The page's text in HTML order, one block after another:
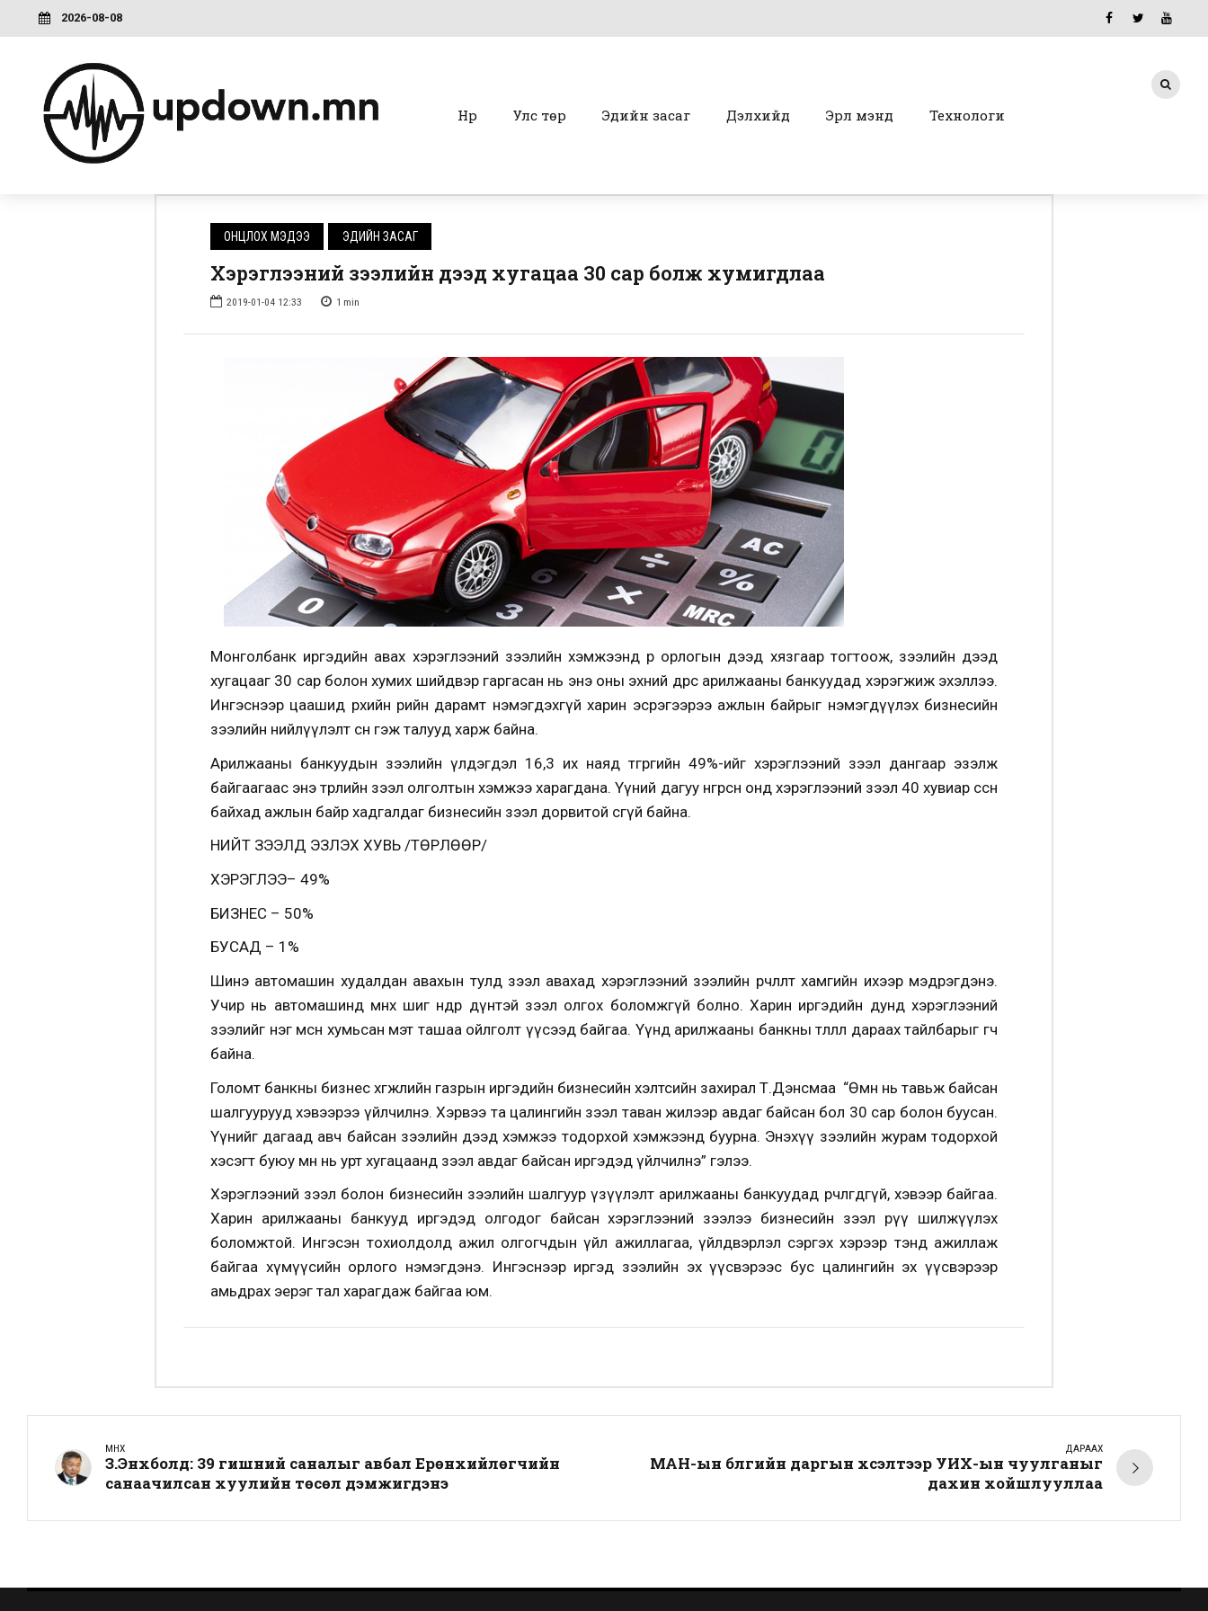
2026-08-08
Нүүр Улс төр Эдийн засаг Дэлхийд Эрүүл мэнд Технологи
ОНЦЛОХ МЭДЭЭ ЭДИЙН ЗАСАГ
Хэрэглээний зээлийн дээд хугацаа 30 сар болж хумигдлаа
2019-01-04 12:33 1 min
Монголбанк иргэдийн авах хэрэглээний зээлийн хэмжээнд өр орлогын дээд хязгаар тогтоож, зээлийн дээд
хугацааг 30 сар болон хумих шийдвэр гаргасан нь энэ оны эхний өдрөөс арилжааны банкуудад хэрэгжиж эхэллээ.
Ингэснээр цаашид өрхийн өрийн дарамт нэмэгдэхгүй харин эсрэгээрээ ажлын байрыг нэмэгдүүлэх бизнесийн
зээлийн нийлүүлэлт өснө гэж талууд харж байна.
Арилжааны банкуудын зээлийн үлдэгдэл 16,3 их наяд төгрөгийн 49%-ийг хэрэглээний зээл дангаар эзэлж
байгаагаас энэ төрлийн зээл олголтын хэмжээ харагдана. Үүний дагуу өнгөрсөн онд хэрэглээний зээл 40 хувиар өссөн
байхад ажлын байр хадгалдаг бизнесийн зээл дорвитой өсөөгүй байна.
НИЙТ ЗЭЭЛД ЭЗЛЭХ ХУВЬ /ТӨРЛӨӨР/
ХЭРЭГЛЭЭ– 49%
БИЗНЕС – 50%
БУСАД – 1%
Шинэ автомашин худалдан авахын тулд зээл авахад хэрэглээний зээлийн өөрчлөлт хамгийн ихээр мэдрэгдэнэ.
Учир нь автомашинд өмнөх шиг өндөр дүнтэй зээл олгох боломжгүй болно. Харин иргэдийн дунд хэрэглээний
зээлийг нэг мөсөн хумьсан мэт ташаа ойлголт үүсээд байгаа. Үүнд арилжааны банкны төлөөлөл дараах тайлбарыг өгч
байна.
Голомт банкны бизнес хөгжлийн газрын иргэдийн бизнесийн хэлтсийн захирал Т.Дэнсмаа “Өмнө нь тавьж байсан
шалгуурууд хэвээрээ үйлчилнэ. Хэрвээ та цалингийн зээл таван жилээр авдаг байсан бол 30 сар болон буусан.
Үүнийг дагаад авч байсан зээлийн дээд хэмжээ тодорхой хэмжээнд буурна. Энэхүү зээлийн журам тодорхой
хэсэгт буюу өмнө нь урт хугацаанд зээл авдаг байсан иргэдэд үйлчилнэ” гэлээ.
Хэрэглээний зээл болон бизнесийн зээлийн шалгуур үзүүлэлт арилжааны банкуудад өөрчлөгдөөгүй, хэвээр байгаа.
Харин арилжааны банкууд иргэдэд олгодог байсан хэрэглээний зээлээ бизнесийн зээл рүү шилжүүлэх
боломжтой. Ингэсэн тохиолдолд ажил олгогчдын үйл ажиллагаа, үйлдвэрлэл сэргэх хэрээр тэнд ажиллаж
байгаа хүмүүсийн орлого нэмэгдэнэ. Ингэснээр иргэд зээлийн эх үүсвэрээс бус цалингийн эх үүсвэрээр
амьдрах эерэг тал харагдаж байгаа юм.
ӨМНӨХ
З.Энхболд: 39 гишүүний саналыг авбал Ерөнхийлөгчийн
санаачилсан хуулийн төсөл дэмжигдэнэ
ДАРААХ
МАН-ын бүлгийн даргын хүсэлтээр УИХ-ын чуулганыг
дахин хойшлууллаа